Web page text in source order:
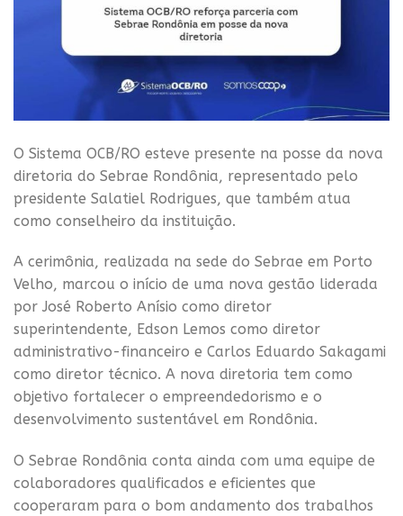
O Sistema OCB/RO esteve presente na posse da nova
diretoria do Sebrae Rondônia, representado pelo
presidente Salatiel Rodrigues, que também atua
como conselheiro da instituição.
A cerimônia, realizada na sede do Sebrae em Porto
Velho, marcou o início de uma nova gestão liderada
por José Roberto Anísio como diretor
superintendente, Edson Lemos como diretor
administrativo-financeiro e Carlos Eduardo Sakagami
como diretor técnico. A nova diretoria tem como
objetivo fortalecer o empreendedorismo e o
desenvolvimento sustentável em Rondônia.
O Sebrae Rondônia conta ainda com uma equipe de
colaboradores qualificados e eficientes que
cooperaram para o bom andamento dos trabalhos